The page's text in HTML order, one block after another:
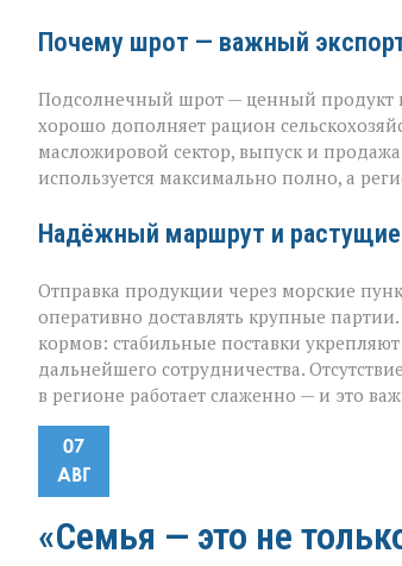
Почему шрот — важный
Подсолнечный шрот — ценный продукт
хорошо дополняет рацион
масложировой сектор, выпуск и
используется максимально полно, а
Надёжный маршрут и растущие
Отправка продукции через морские
оперативно доставлять крупные
кормов: стабильные поставки
дальнейшего сотрудничества.
в регионе работает слаженно — и это
07
АВГ
«Семья — это не